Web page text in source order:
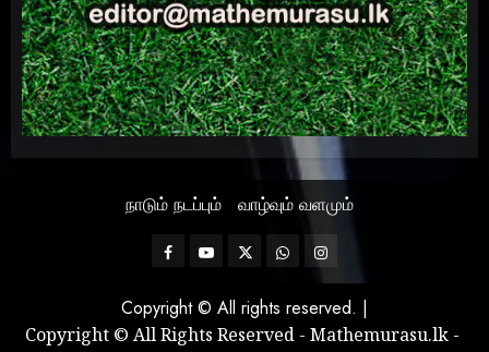
நாடும் நடப்பும் வாழ்வும் வளமும்
FacebookMathemurasu
TwitterWhatsAppInstagram
Copyright © All rights reserved. |
Copyright © All Rights Reserved - Mathemurasu.lk -